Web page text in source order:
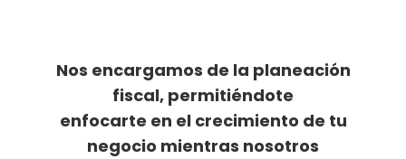
Nos encargamos de la planeación
fiscal, permitiéndote
enfocarte en el crecimiento de tu
negocio mientras nosotros